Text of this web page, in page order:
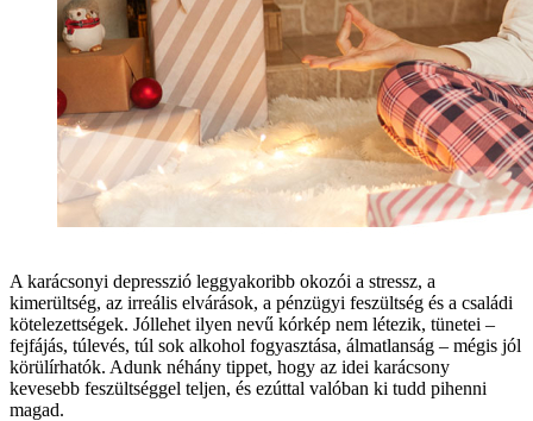
A karácsonyi depresszió leggyakoribb okozói a stressz, a
kimerültség, az irreális elvárások, a pénzügyi feszültség és a családi
kötelezettségek. Jóllehet ilyen nevű kórkép nem létezik, tünetei –
fejfájás, túlevés, túl sok alkohol fogyasztása, álmatlanság – mégis jól
körülírhatók. Adunk néhány tippet, hogy az idei karácsony
kevesebb feszültséggel teljen, és ezúttal valóban ki tudd pihenni
magad.